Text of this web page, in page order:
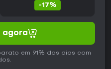
-17%
agora
em 91% dos dias com